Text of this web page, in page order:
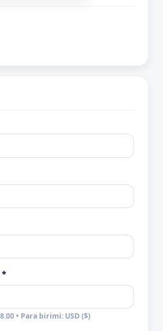
*
• Para birimi: USD ($)